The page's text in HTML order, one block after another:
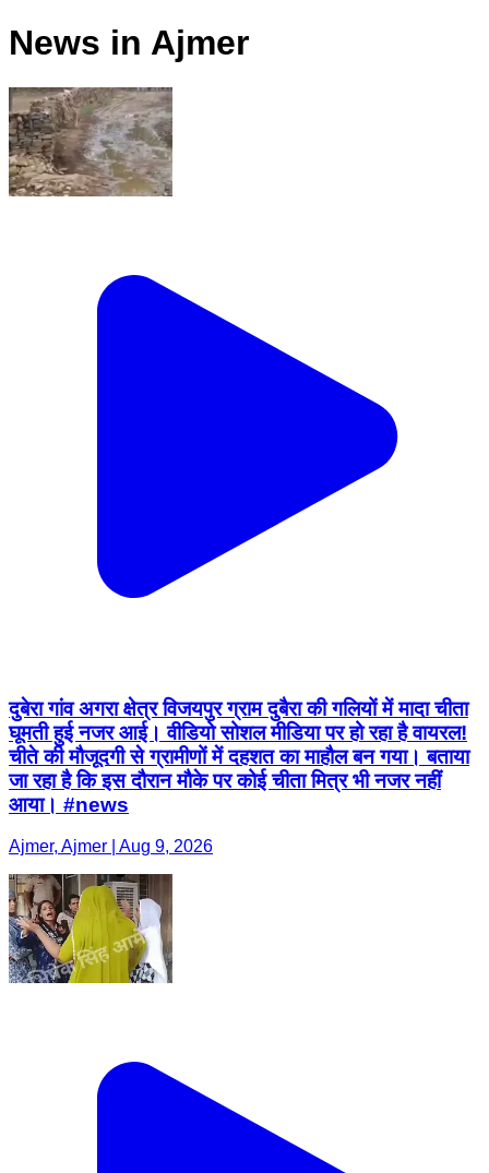
News in Ajmer
दुबेरा गांव अगरा क्षेत्र विजयपुर ग्राम दुबैरा की गलियों में मादा चीता
घूमती हुई नजर आई। वीडियो सोशल मीडिया पर हो रहा है वायरल!
चीते की मौजूदगी से ग्रामीणों में दहशत का माहौल बन गया। बताया
जा रहा है कि इस दौरान मौके पर कोई चीता मित्र भी नजर नहीं
आया। #news
Ajmer, Ajmer | Aug 9, 2026